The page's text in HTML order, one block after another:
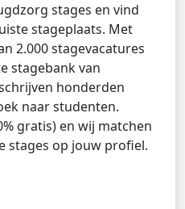
stages en vind
stageplaats. Met
2.000 stagevacatures
stagebank van
honderden
naar studenten.
gratis) en wij matchen
stages op jouw profiel.